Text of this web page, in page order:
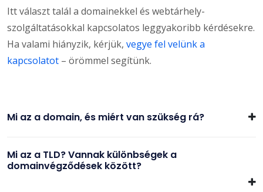
Itt választ talál a domainekkel és webtárhely-
szolgáltatásokkal kapcsolatos leggyakoribb kérdésekre.
Ha valami hiányzik, kérjük, vegye fel velünk a
kapcsolatot – örömmel segítünk.
Mi az a domain, és miért van szükség rá?
Mi az a TLD? Vannak különbségek a
domainvégződések között?